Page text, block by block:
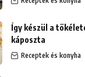
Így készül a
káposzta
Receptek és konyha